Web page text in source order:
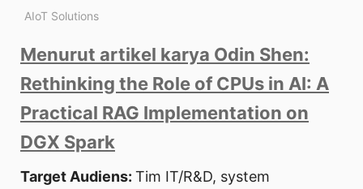
AIoT Solutions
Menurut artikel karya Odin Shen:
Rethinking the Role of CPUs in AI: A
Practical RAG Implementation on
DGX Spark
Target Audiens: Tim IT/R&D, system